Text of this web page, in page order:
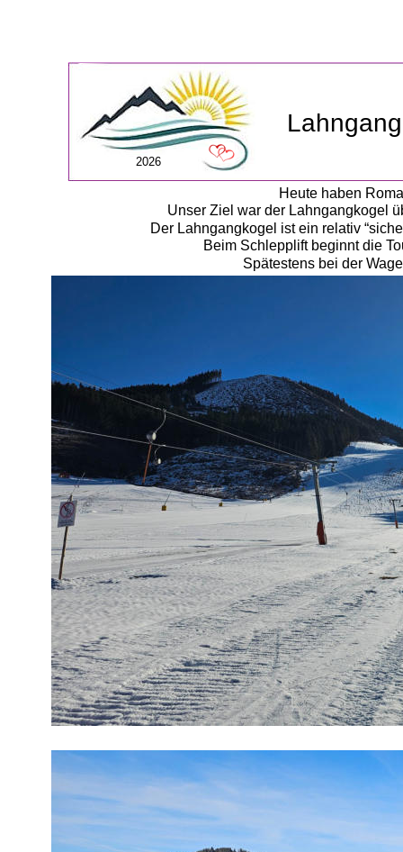
Heute haben
Unser Ziel war der Lahngangkogel
Der Lahngangkogel ist ein relativ
Beim Schlepplift beginnt die
Spätestens bei der
2026